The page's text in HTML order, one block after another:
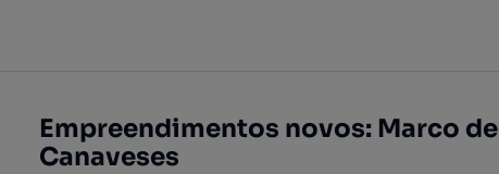
Empreendimentos novos: Marco de
Canaveses